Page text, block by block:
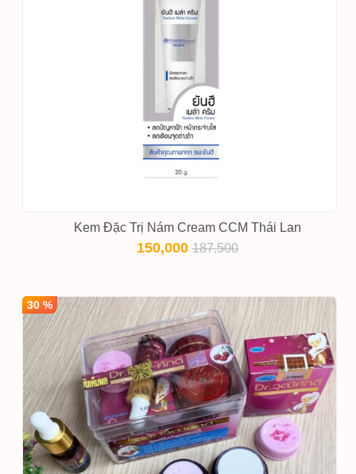
Kem Đặc Trị Nám Cream CCM Thái Lan
150,000187,500
30 %